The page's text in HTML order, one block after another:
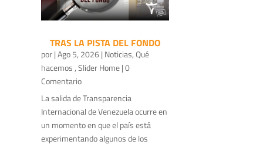
TRAS LA PISTA DEL FONDO
por|Ago 5, 2026| Noticias,Qué
hacemos ,Slider Home| 0
Comentario
La salida de Transparencia
Internacional de Venezuela ocurre en
un momento en que el país está
experimentando algunos de los